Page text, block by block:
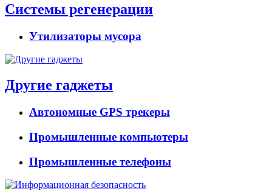
Системы регенерации
Утилизаторы мусора
Другие гаджеты
Автономные GPS трекеры
Промышленные компьютеры
Промышленные телефоны